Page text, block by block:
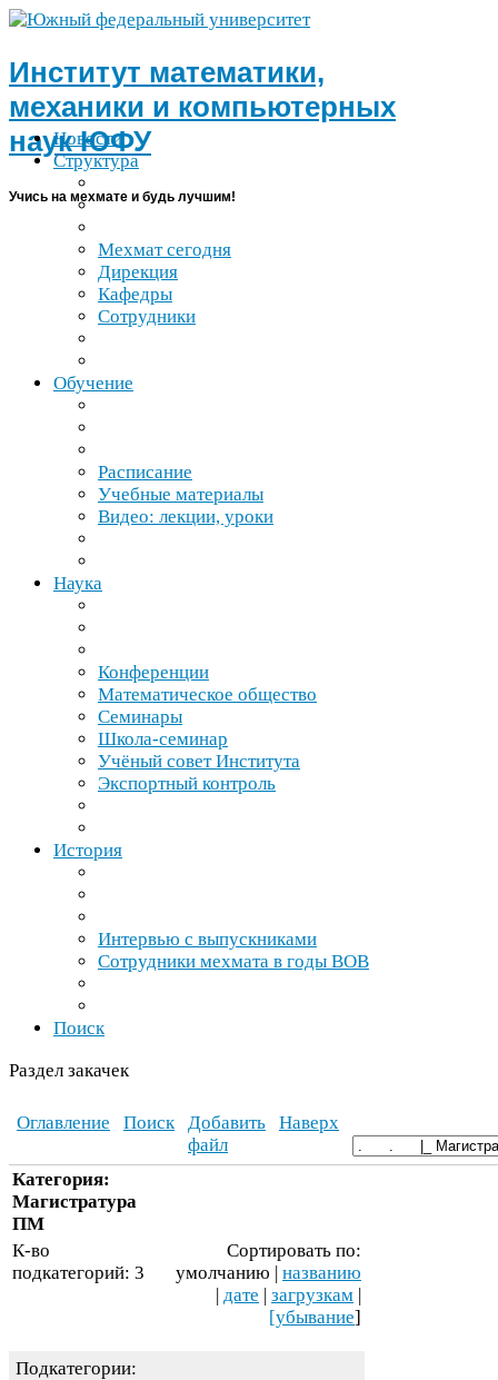
Институт математики,
механики и компьютерных
наукЮФУ
Учись на мехмате и будь лучшим!
Новости
Структура
Мехмат сегодня
Дирекция
Кафедры
Сотрудники
Обучение
Расписание
Учебные материалы
Видео: лекции, уроки
Наука
Конференции
Математическое общество
Семинары
Школа-​семинар
Учёный совет Института
Экспортный контроль
История
Интервью с выпускниками
Сотрудники мехмата в годы ВОВ
Поиск
Раздел закачек
Оглавление Поиск
Добавить
файл
Наверх
Категория:
Магистратура
ПМ
К-​во
подкатегорий: 3
Сортировать по:
умолчанию | названию
| дате | загрузкам |
[убывание]
Подкатегории: